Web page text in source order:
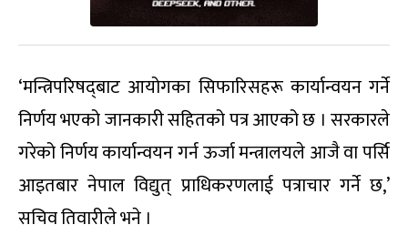
‘मन्त्रिपरिषद्‍बाट आयोगका सिफारिसहरू कार्यान्वयन गर्ने
निर्णय भएको जानकारी सहितको पत्र आएको छ । सरकारले
गरेको निर्णय कार्यान्वयन गर्न ऊर्जा मन्त्रालयले आजै वा पर्सि
आइतबार नेपाल विद्युत् प्राधिकरणलाई पत्राचार गर्ने छ,’
सचिव तिवारीले भने ।